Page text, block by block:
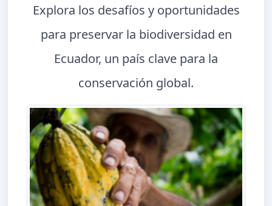
Explora los desafíos y oportunidades
para preservar la biodiversidad en
Ecuador, un país clave para la
conservación global.